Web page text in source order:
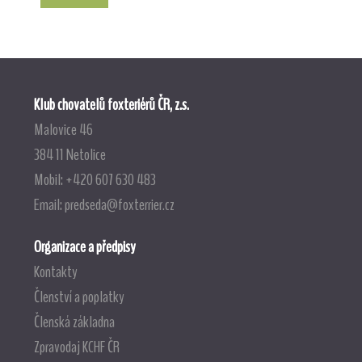
Klub chovatelů foxteriérů ČR, z.s.
Malovice 46
384 11 Netolice
Mobil: +420 607 630 483
Email:predseda@foxterrier.cz
Organizace a předpisy
Kontakty
Členství a poplatky
Členská základna
Zpravodaj KCHF ČR